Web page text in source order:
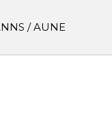
/ AUNE